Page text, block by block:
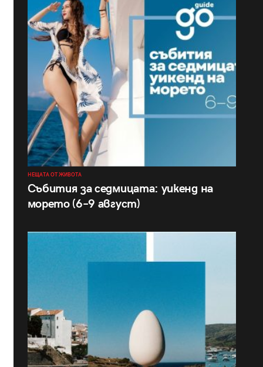
НЕЩАТА ОТ ЖИВОТА
Събития за седмицата: уикенд на
морето (6–9 август)